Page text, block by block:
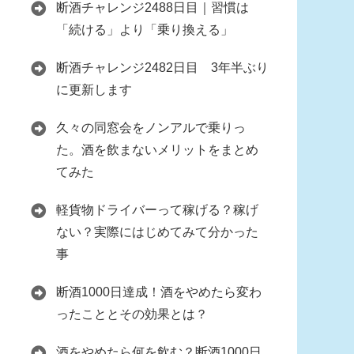
断酒チャレンジ2488日目｜習慣は
「続ける」より「乗り換える」
断酒チャレンジ2482日目 3年半ぶり
に更新します
久々の同窓会をノンアルで乗りっ
た。酒を飲まないメリットをまとめ
てみた
軽貨物ドライバーって稼げる？稼げ
ない？実際にはじめてみて分かった
事
断酒1000日達成！酒をやめたら変わ
ったこととその効果とは？